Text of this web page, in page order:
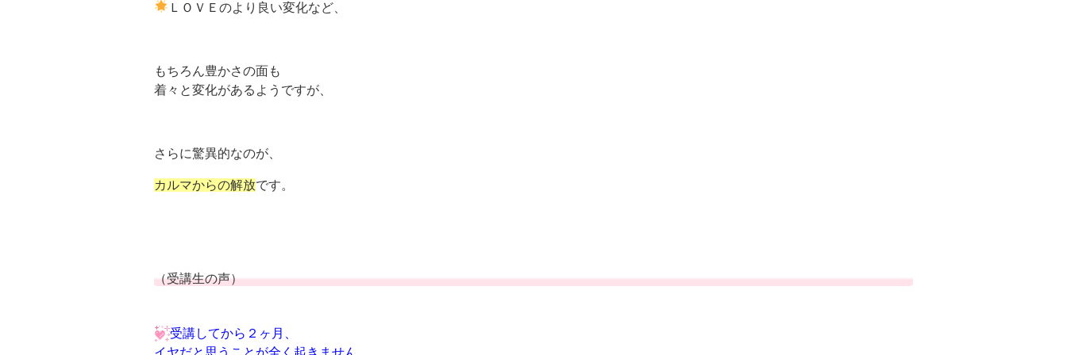
ＬＯＶＥのより良い変化など、
もちろん豊かさの面も
着々と変化があるようですが、
さらに驚異的なのが、
カルマからの解放です。
（受講生の声）
受講してから２ヶ月、
イヤだと思うことが全く起きません。